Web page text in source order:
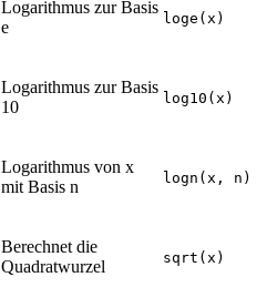
Logarithmus zur Basis
e
loge(x)
Logarithmus zur Basis
10
log10(x)
Logarithmus von x
mit Basis n
logn(x, n)
Berechnet die
Quadratwurzel
sqrt(x)